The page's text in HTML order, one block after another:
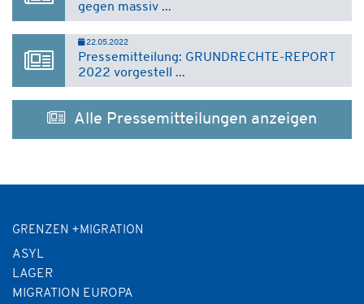
gegen massiv ...
22.05.2022
Pressemitteilung: GRUNDRECHTE-REPORT
2022 vorgestell ...
Alle Pressemitteilungen anzeigen
GRENZEN +MIGRATION
ASYL
LAGER
MIGRATION EUROPA